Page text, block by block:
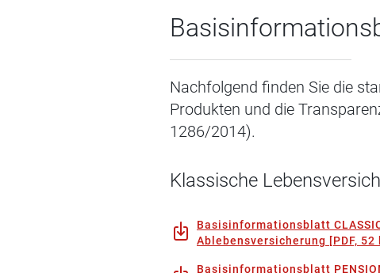
Nachfolgend finden Sie die
Produkten und die
1286/2014).
Klassische
Basisinformationsblatt
Ablebensversicherung [PDF, 52
Basisinformationsblatt